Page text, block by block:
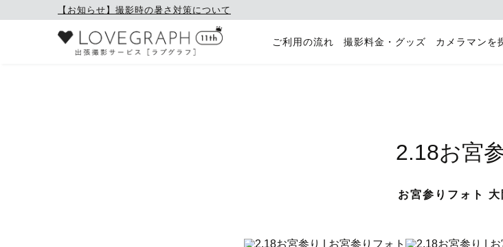
【お知らせ】撮影時の暑さ対策について
ご利用の流れ 撮影料金・グッズ カメラマンを
2.18お宮
お宮参りフォト 大